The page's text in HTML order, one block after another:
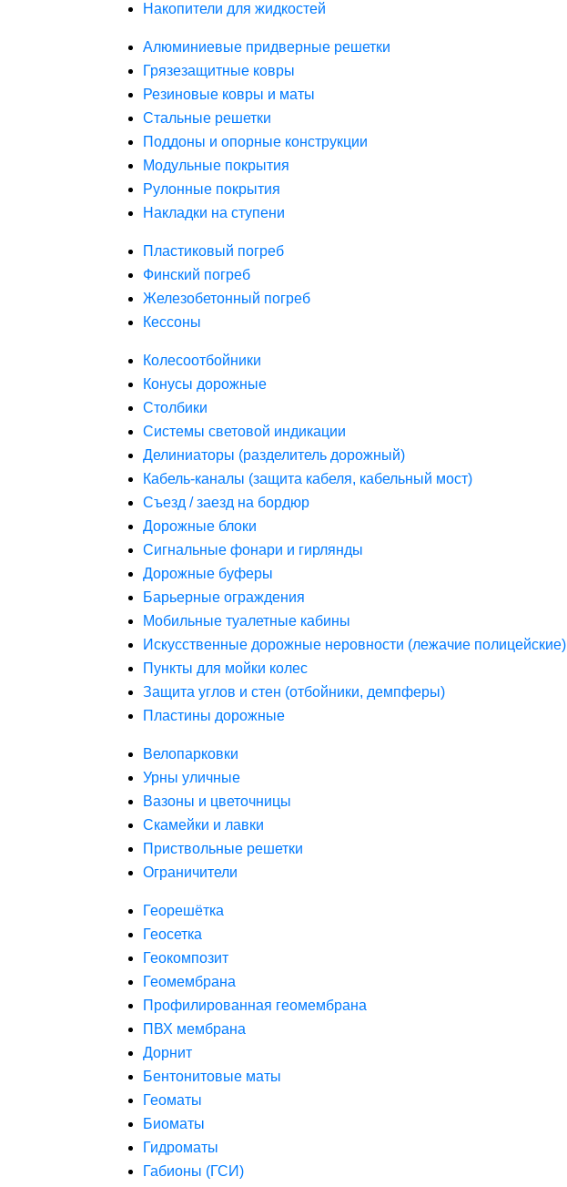
Накопители для жидкостей
Алюминиевые придверные решетки
Грязезащитные ковры
Резиновые ковры и маты
Стальные решетки
Поддоны и опорные конструкции
Модульные покрытия
Рулонные покрытия
Накладки на ступени
Пластиковый погреб
Финский погреб
Железобетонный погреб
Кессоны
Колесоотбойники
Конусы дорожные
Столбики
Системы световой индикации
Делиниаторы (разделитель дорожный)
Кабель-каналы (защита кабеля, кабельный мост)
Съезд / заезд на бордюр
Дорожные блоки
Сигнальные фонари и гирлянды
Дорожные буферы
Барьерные ограждения
Мобильные туалетные кабины
Искусственные дорожные неровности (лежачие полицейские)
Пункты для мойки колес
Защита углов и стен (отбойники, демпферы)
Пластины дорожные
Велопарковки
Урны уличные
Вазоны и цветочницы
Скамейки и лавки
Приствольные решетки
Ограничители
Георешётка
Геосетка
Геокомпозит
Геомембрана
Профилированная геомембрана
ПВХ мембрана
Дорнит
Бентонитовые маты
Геоматы
Биоматы
Гидроматы
Габионы (ГСИ)